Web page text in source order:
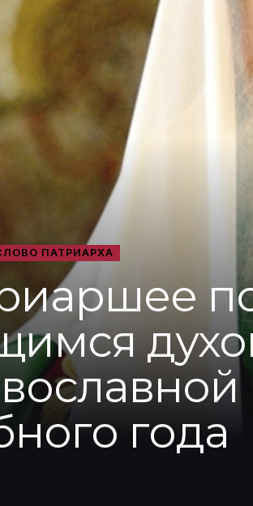
ПАТРИАРХА
года